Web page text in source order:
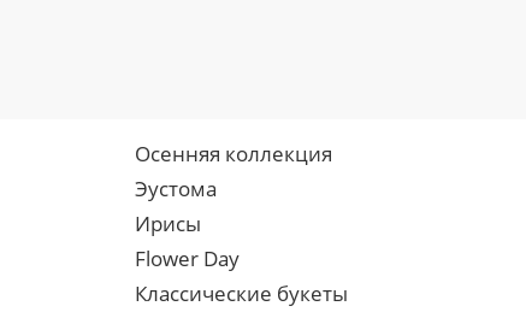
Осенняя коллекция
Эустома
Ирисы
Flower Day
Классические букеты